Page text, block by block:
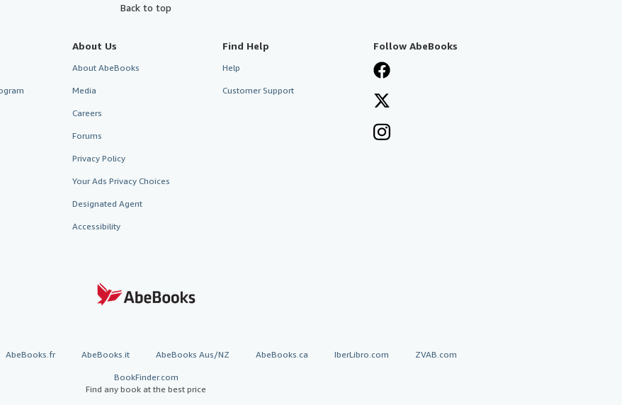
Back to top
About Us
About AbeBooks
Media
Careers
Forums
Privacy Policy
Your Ads Privacy Choices
Designated Agent
Accessibility
Find Help
Help
Customer Support
Follow AbeBooks
AbeBooks.fr AbeBooks.it AbeBooks Aus/NZ AbeBooks.ca IberLibro.com ZVAB.com
BookFinder.com
Find any book at the best price